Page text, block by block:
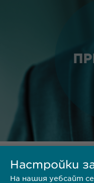
Настройки
На нашия уебсайт